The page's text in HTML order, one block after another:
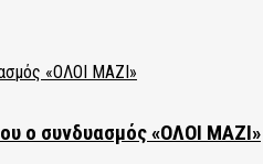
ο συνδυασμός «ΟΛΟΙ ΜΑΖΙ»